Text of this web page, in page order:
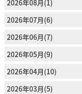
2026年08月(1)
2026年07月(6)
2026年06月(7)
2026年05月(9)
2026年04月(10)
2026年03月(5)